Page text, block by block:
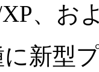
、お
新型